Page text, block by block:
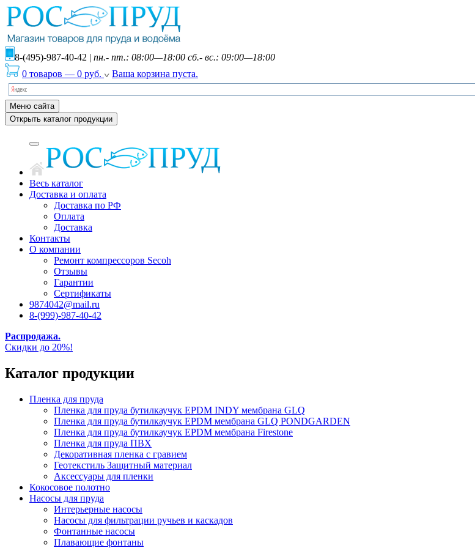
8-(495)-987-40-42 | пн.- пт.: 08:00—18:00 сб.- вс.: 09:00—18:00
0 товаров — 0 руб. Ваша корзина пуста.
Меню сайта
Открыть каталог продукции
Весь каталог
Доставка и оплата
Доставка по РФ
Оплата
Доставка
Контакты
О компании
Ремонт компрессоров Secoh
Отзывы
Гарантии
Сертификаты
9874042@mail.ru
8-(999)-987-40-42
Распродажа.
Скидки до 20%!
Каталог продукции
Пленка для пруда
Пленка для пруда бутилкаучук EPDM INDY мембрана GLQ
Пленка для пруда бутилкаучук EPDM мембрана GLQ PONDGARDEN
Пленка для пруда бутилкаучук EPDM мембрана Firestone
Пленка для пруда ПВХ
Декоративная пленка с гравием
Геотекстиль Защитный материал
Аксессуары для пленки
Кокосовое полотно
Насосы для пруда
Интерьерные насосы
Насосы для фильтрации ручьев и каскадов
Фонтанные насосы
Плавающие фонтаны